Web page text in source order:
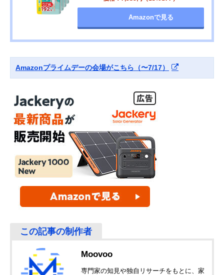
Amazonで見る
Amazonプライムデーの会場がこちら（〜7/17）
Moovoo
専門家の知見や独自リサーチをもとに、家